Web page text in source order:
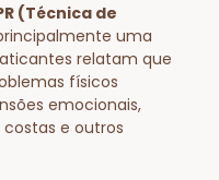
(Técnica de
uma
relatam que
físicos
emocionais,
e outros